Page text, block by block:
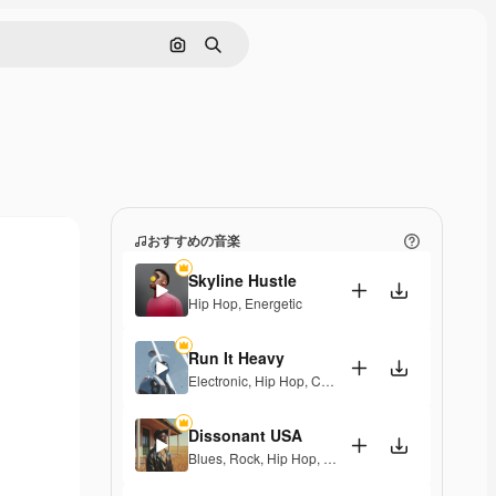
画像で検索
検索
おすすめの音楽
Skyline Hustle
Hip Hop, Energetic
Run It Heavy
Electronic, Hip Hop, Corporate Epic,
Dissonant USA
Blues, Rock, Hip Hop, Epic Energetic